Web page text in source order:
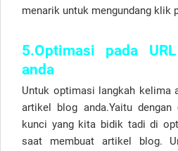
menarik untuk mengundang klik
5.Optimasi pada
anda
Untuk optimasi langkah kelima
artikel blog anda.Yaitu
kunci yang kita bidik tadi di
saat membuat artikel blog.